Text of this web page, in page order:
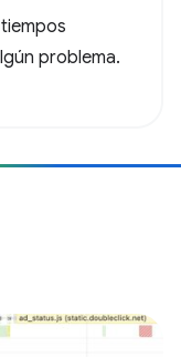
problema.